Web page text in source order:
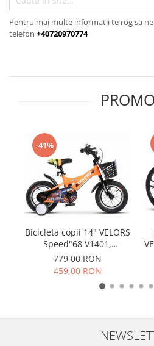
Pentru mai multe informatii te rog sa
telefon +40720970774
-41%
Bicicleta copii 14" VELORS
Speed"68 V1401,
portocaliu, varsta 3-5 ani
779,00 RON
459,00 RON